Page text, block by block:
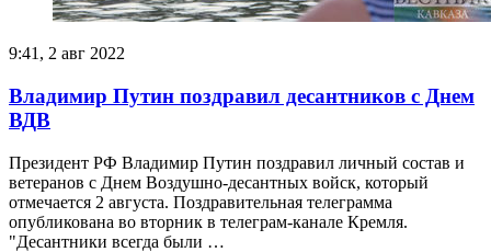
9:41, 2 авг 2022
Владимир Путин поздравил десантников с Днем
ВДВ
Президент РФ Владимир Путин поздравил личный состав и
ветеранов с Днем Воздушно-десантных войск, который
отмечается 2 августа. Поздравительная телеграмма
опубликована во вторник в телеграм-канале Кремля.
"Десантники всегда были …